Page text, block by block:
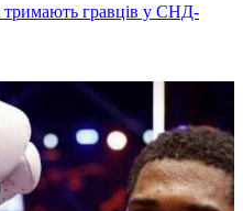
тримають гравців у СНД-